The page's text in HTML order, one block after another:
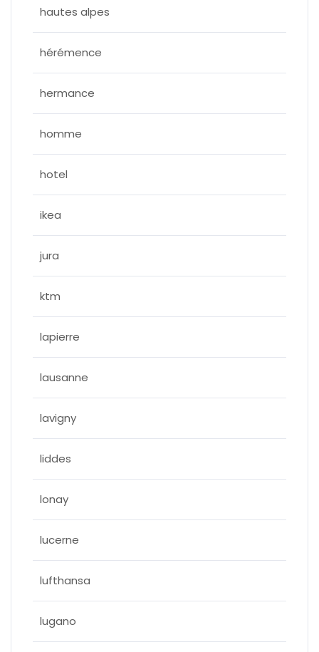
hautes alpes
hérémence
hermance
homme
hotel
ikea
jura
ktm
lapierre
lausanne
lavigny
liddes
lonay
lucerne
lufthansa
lugano